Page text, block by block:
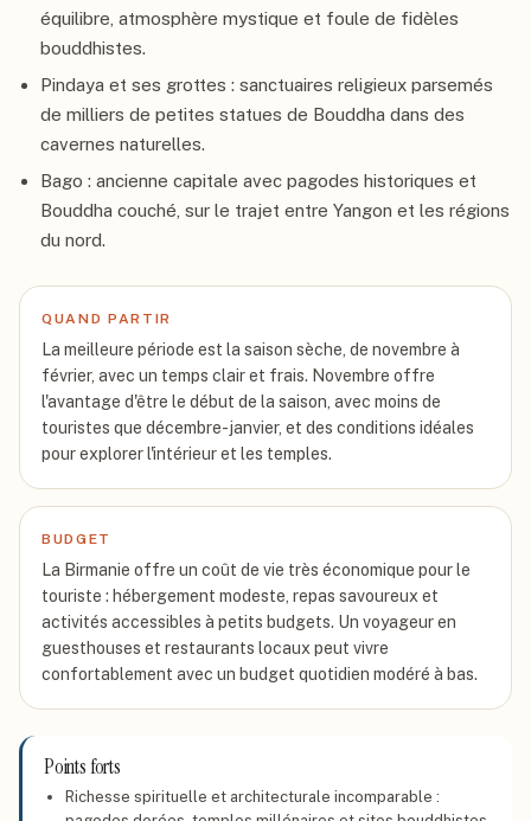
équilibre, atmosphère mystique et foule de fidèles
bouddhistes.
Pindaya et ses grottes : sanctuaires religieux parsemés
de milliers de petites statues de Bouddha dans des
cavernes naturelles.
Bago : ancienne capitale avec pagodes historiques et
Bouddha couché, sur le trajet entre Yangon et les régions
du nord.
QUAND PARTIR
La meilleure période est la saison sèche, de novembre à
février, avec un temps clair et frais. Novembre offre
l'avantage d'être le début de la saison, avec moins de
touristes que décembre-janvier, et des conditions idéales
pour explorer l'intérieur et les temples.
BUDGET
La Birmanie offre un coût de vie très économique pour le
touriste : hébergement modeste, repas savoureux et
activités accessibles à petits budgets. Un voyageur en
guesthouses et restaurants locaux peut vivre
confortablement avec un budget quotidien modéré à bas.
Points forts
Richesse spirituelle et architecturale incomparable :